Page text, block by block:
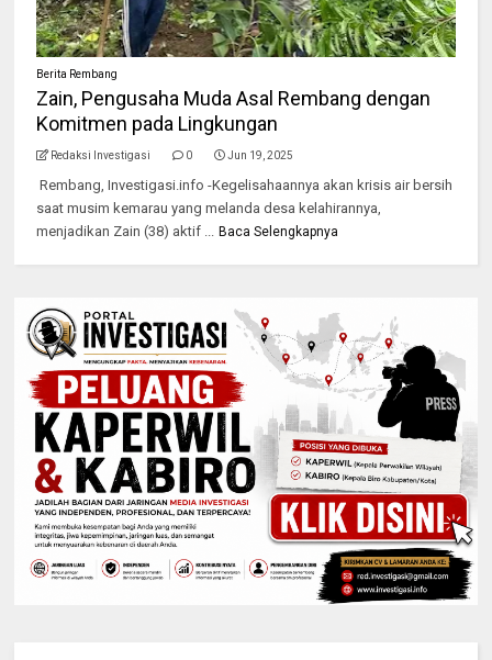
Berita Rembang
Zain, Pengusaha Muda Asal Rembang dengan
Komitmen pada Lingkungan
Redaksi Investigasi 0 Jun 19, 2025
Rembang, Investigasi.info -Kegelisahaannya akan krisis air bersih
saat musim kemarau yang melanda desa kelahirannya,
menjadikan Zain (38) aktif ...
Baca Selengkapnya